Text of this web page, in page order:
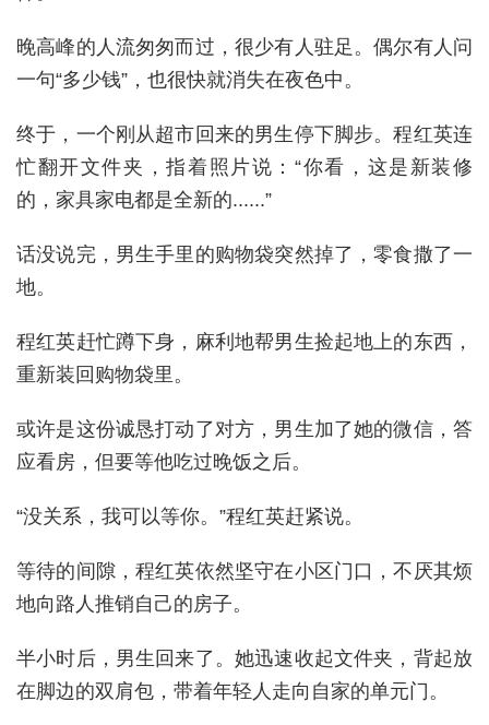
晚高峰的人流匆匆而过，很少有人驻足。偶尔有人问
一句“多少钱”，也很快就消失在夜色中。
终于，一个刚从超市回来的男生停下脚步。程红英连
忙翻开文件夹，指着照片说：“你看，这是新装修
的，家具家电都是全新的......”
话没说完，男生手里的购物袋突然掉了，零食撒了一
地。
程红英赶忙蹲下身，麻利地帮男生捡起地上的东西，
重新装回购物袋里。
或许是这份诚恳打动了对方，男生加了她的微信，答
应看房，但要等他吃过晚饭之后。
“没关系，我可以等你。”程红英赶紧说。
等待的间隙，程红英依然坚守在小区门口，不厌其烦
地向路人推销自己的房子。
半小时后，男生回来了。她迅速收起文件夹，背起放
在脚边的双肩包，带着年轻人走向自家的单元门。